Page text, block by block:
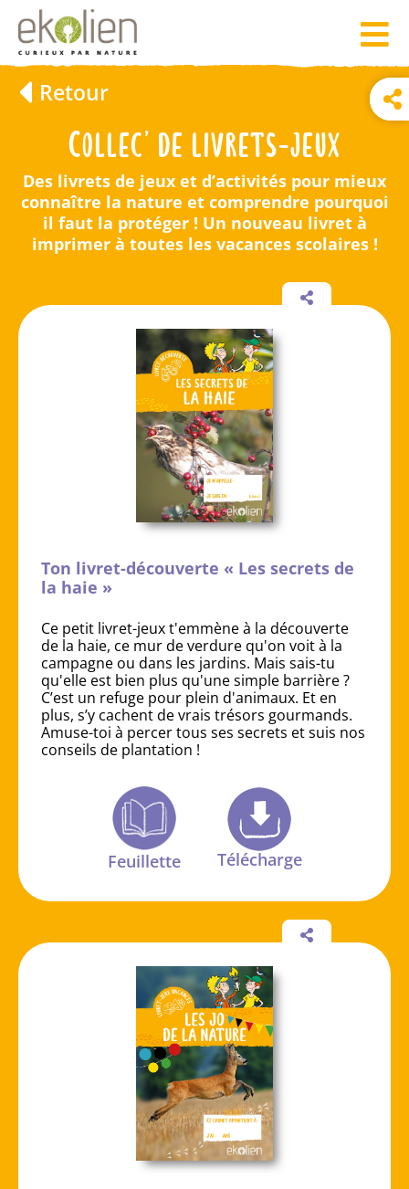
Retour
Collec’ de livrets-jeux
Des livrets de jeux et d’activités pour mieux
connaître la nature et comprendre pourquoi
il faut la protéger ! Un nouveau livret à
imprimer à toutes les vacances scolaires !
Ton livret-découverte « Les secrets de
la haie »
Ce petit livret-jeux t'emmène à la découverte
de la haie, ce mur de verdure qu'on voit à la
campagne ou dans les jardins. Mais sais-tu
qu'elle est bien plus qu'une simple barrière ?
C’est un refuge pour plein d'animaux. Et en
plus, s’y cachent de vrais trésors gourmands.
Amuse-toi à percer tous ses secrets et suis nos
conseils de plantation !
Feuillette Télécharge